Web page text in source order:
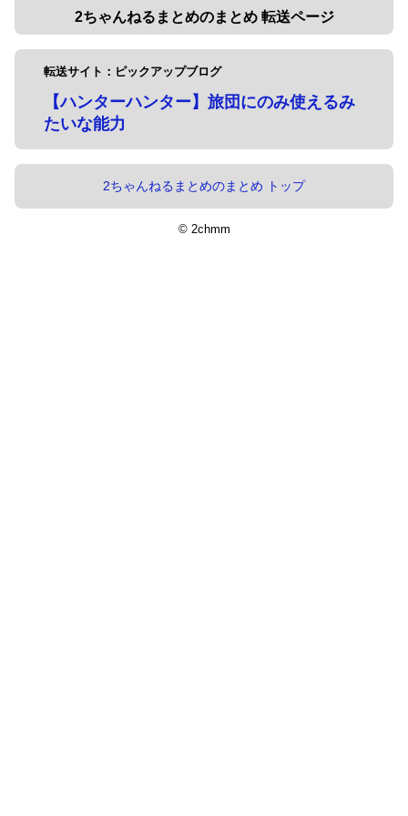
2ちゃんねるまとめのまとめ 転送ページ
転送サイト：ピックアップブログ
【ハンターハンター】旅団にのみ使えるみ
たいな能力
2ちゃんねるまとめのまとめ トップ
© 2chmm